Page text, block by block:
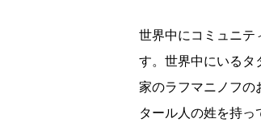
世界中にコミュニテ
す。世界中にいるタ
家のラフマニノフの
タール人の姓を持っ